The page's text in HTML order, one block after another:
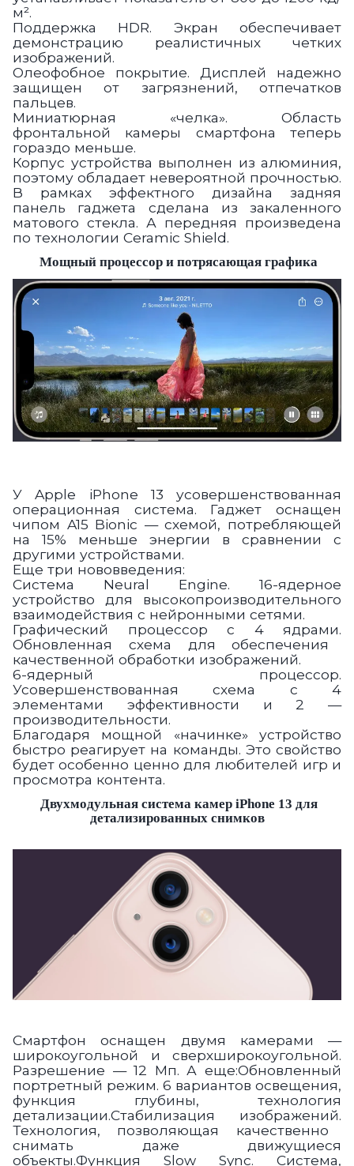
м².
Поддержка HDR. Экран обеспечивает
демонстрацию реалистичных четких
изображений.
Олеофобное покрытие. Дисплей надежно
защищен от загрязнений, отпечатков
пальцев.
Миниатюрная «челка». Область
фронтальной камеры смартфона теперь
гораздо меньше.
Корпус устройства выполнен из алюминия,
поэтому обладает невероятной прочностью.
В рамках эффектного дизайна задняя
панель гаджета сделана из закаленного
матового стекла. А передняя произведена
по технологии Ceramic Shield.
Мощный процессор и потрясающая графика
У Apple iPhone 13 усовершенствованная
операционная система. Гаджет оснащен
чипом A15 Bionic — схемой, потребляющей
на 15% меньше энергии в сравнении с
другими устройствами.
Еще три нововведения:
Система Neural Engine. 16-ядерное
устройство для высокопроизводительного
взаимодействия с нейронными сетями.
Графический процессор с 4 ядрами.
Обновленная схема для обеспечения
качественной обработки изображений.
6-ядерный процессор.
Усовершенствованная схема с 4
элементами эффективности и 2 —
производительности.
Благодаря мощной «начинке» устройство
быстро реагирует на команды. Это свойство
будет особенно ценно для любителей игр и
просмотра контента.
Двухмодульная системакамер iPhone 13 для
детализированных снимков
Смартфон оснащен двумя камерами —
широкоугольной и сверхширокоугольной.
Разрешение — 12 Мп. А еще:Обновленный
портретный режим. 6 вариантов освещения,
функция глубины, технология
детализации.Стабилизация изображений.
Технология, позволяющая качественно
снимать даже движущиеся
объекты.Функция Slow Sync. Система,